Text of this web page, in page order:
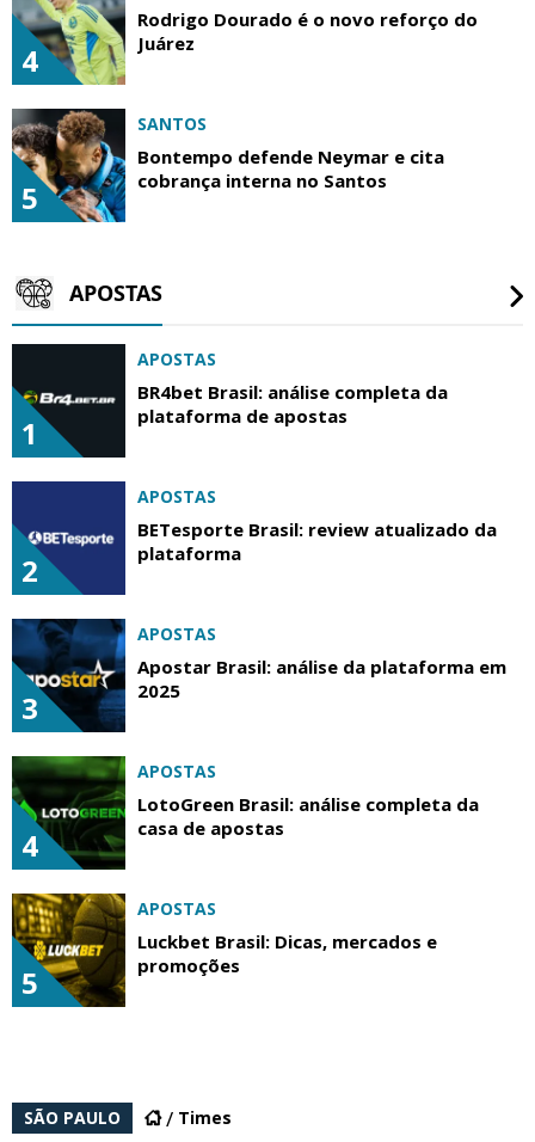
4
Rodrigo Dourado é o novo reforço do
Juárez
5
SANTOS
Bontempo defende Neymar e cita
cobrança interna no Santos
APOSTAS
1
APOSTAS
BR4bet Brasil: análise completa da
plataforma de apostas
2
APOSTAS
BETesporte Brasil: review atualizado da
plataforma
3
APOSTAS
Apostar Brasil: análise da plataforma em
2025
4
APOSTAS
LotoGreen Brasil: análise completa da
casa de apostas
5
APOSTAS
Luckbet Brasil: Dicas, mercados e
promoções
SÃO PAULO Times